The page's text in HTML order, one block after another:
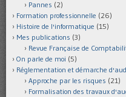
Pannes (2)
Formation professionnelle (26)
Histoire de l'informatique (15)
Mes publications (3)
Revue Française de
On parle de moi (5)
Réglementation et démarche
Approche par les risques (21)
Formalisation des travaux